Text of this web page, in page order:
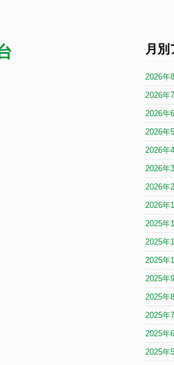
月
2026年
2026年
2026年
2026年
2026年
2026年
2026年
2026年
2025年
2025年
2025年
2025年
2025年
2025年
2025年
2025年